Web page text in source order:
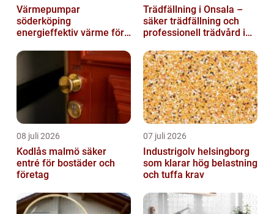
Värmepumpar
söderköping
energieffektiv värme för
Trädfällning i Onsala –
säker trädfällning och
professionell trädvård i
08 juli 2026
Kodlås malmö säker
entré för bostäder och
företag
07 juli 2026
Industrigolv helsingborg
som klarar hög belastning
och tuffa krav